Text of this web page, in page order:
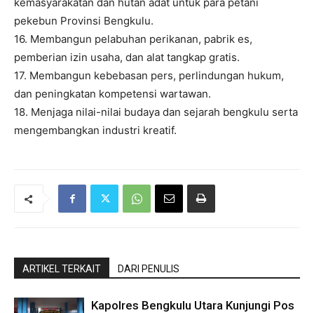
pekebun Provinsi Bengkulu.
16. Membangun pelabuhan perikanan, pabrik es,
pemberian izin usaha, dan alat tangkap gratis.
17. Membangun kebebasan pers, perlindungan hukum,
dan peningkatan kompetensi wartawan.
18. Menjaga nilai-nilai budaya dan sejarah bengkulu serta
mengembangkan industri kreatif.
ARTIKEL TERKAIT DARI PENULIS
Kapolres Bengkulu Utara Kunjungi Pos